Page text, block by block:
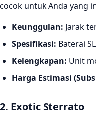
cocok untuk Anda yang
Keunggulan: Jarak
Spesifikasi: Baterai
Kelengkapan: Unit
Harga Estimasi
2. Exotic Sterrato